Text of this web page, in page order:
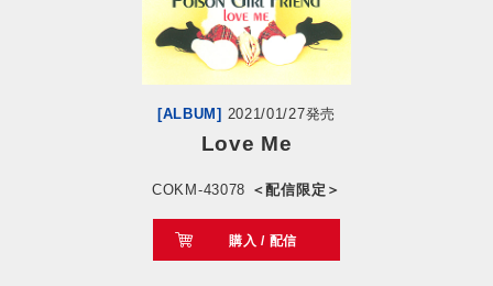
閉じる
[ALBUM] 2021/01/27発売
Love Me
COKM-43078 ＜配信限定＞
購入 / 配信